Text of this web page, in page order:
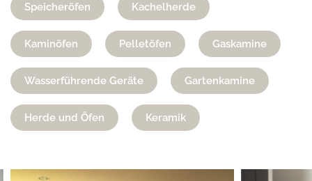
Speicheröfen Kachelherde
Kaminöfen Pelletöfen Gaskamine
Wasserführende Geräte Gartenkamine
Herde und Öfen Keramik